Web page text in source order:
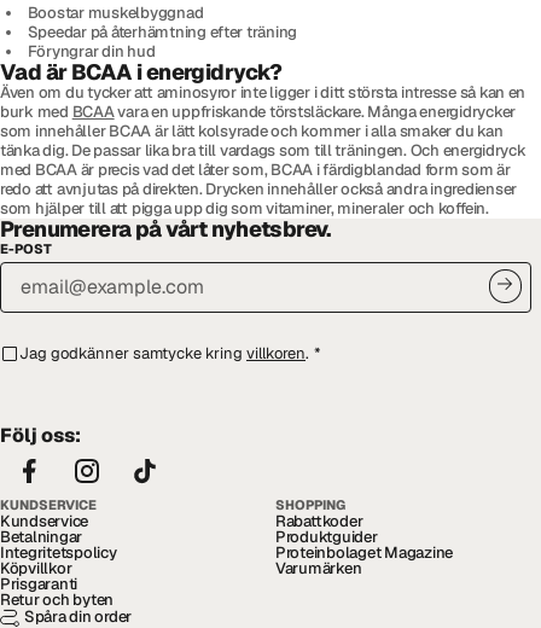
Boostar muskelbyggnad
Speedar på återhämtning efter träning
Föryngrar din hud
Vad är BCAA i energidryck?
Även om du tycker att aminosyror inte ligger i ditt största intresse så kan en
burk med BCAAvara en uppfriskande törstsläckare. Många energidrycker
som innehåller BCAA är lätt kolsyrade och kommer i alla smaker du kan
tänka dig. De passar lika bra till vardags som till träningen. Och energidryck
med BCAA är precis vad det låter som, BCAA i färdigblandad form som är
redo att avnjutas på direkten. Drycken innehåller också andra ingredienser
som hjälper till att pigga upp dig som vitaminer, mineraler och koffein.
Prenumerera på vårt nyhetsbrev.
E-POST
Jag godkänner samtycke kring villkoren. *
Följ oss:
KUNDSERVICE
Kundservice
Betalningar
Integritetspolicy
Köpvillkor
Prisgaranti
Retur och byten
Spåra din order
SHOPPING
Rabattkoder
Produktguider
Proteinbolaget Magazine
Varumärken